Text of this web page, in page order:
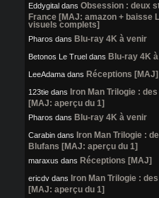
Eddygital dans Obsession : deux
France [MAJ: amazon + baisse
visuels complets]
Pharos dans Blu-ray 4K à venir
Betonos Le Truel dans Blu-ray 4K
LeeAdama dans Réceptions [MAJ]
123tie dans Iron Man Trilogie :
[MAJ: aperçu du 1]
Pharos dans Blu-ray 4K à venir
Carabin dans Iron Man Trilogie :
Blufans [MAJ: aperçu du 1]
maraxus dans Réceptions [MAJ]
ericdv dans Iron Man Trilogie :
[MAJ: aperçu du 1]